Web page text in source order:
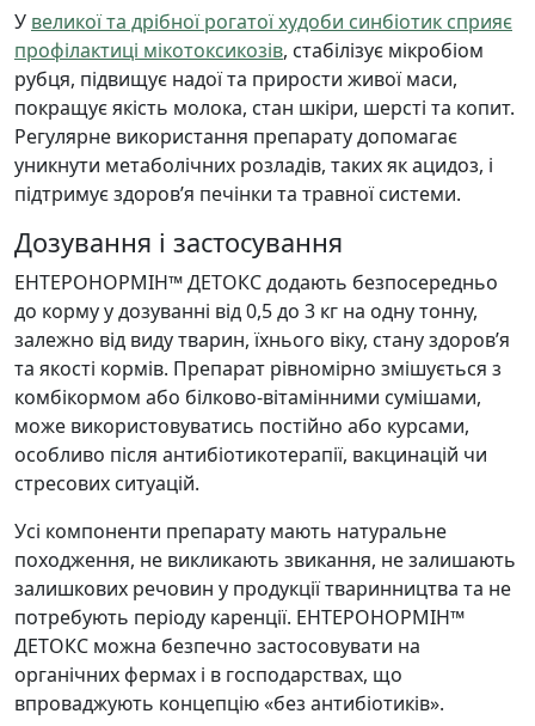
У великої та дрібної рогатої худоби синбіотик сприяє
профілактиці мікотоксикозів, стабілізує мікробіом
рубця, підвищує надої та прирости живої маси,
покращує якість молока, стан шкіри, шерсті та копит.
Регулярне використання препарату допомагає
уникнути метаболічних розладів, таких як ацидоз, і
підтримує здоров’я печінки та травної системи.
Дозування і застосування
ЕНТЕРОНОРМІН™ ДЕТОКС додають безпосередньо
до корму у дозуванні від 0,5 до 3 кг на одну тонну,
залежно від виду тварин, їхнього віку, стану здоров’я
та якості кормів. Препарат рівномірно змішується з
комбікормом або білково-вітамінними сумішами,
може використовуватись постійно або курсами,
особливо після антибіотикотерапії, вакцинацій чи
стресових ситуацій.
Усі компоненти препарату мають натуральне
походження, не викликають звикання, не залишають
залишкових речовин у продукції тваринництва та не
потребують періоду каренції. ЕНТЕРОНОРМІН™
ДЕТОКС можна безпечно застосовувати на
органічних фермах і в господарствах, що
впроваджують концепцію «без антибіотиків».